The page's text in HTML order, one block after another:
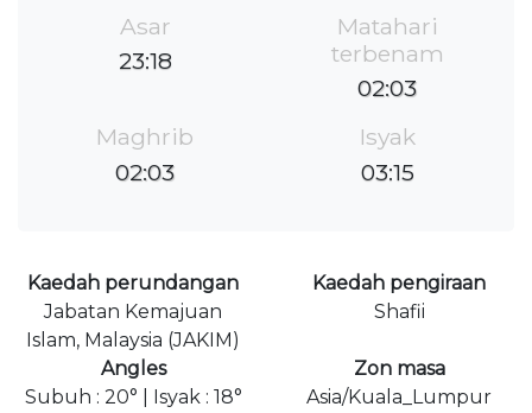
Asar
23:18
Matahari
terbenam
02:03
Maghrib
02:03
Isyak
03:15
Kaedah perundangan
Jabatan Kemajuan
Islam, Malaysia (JAKIM)
Kaedah pengiraan
Shafii
Angles
Subuh : 20° | Isyak : 18°
Zon masa
Asia/Kuala_Lumpur